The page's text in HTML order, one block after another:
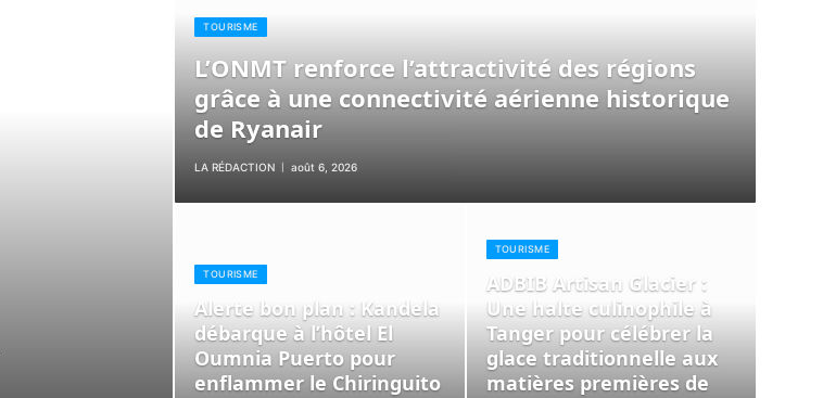
TOURISME
L’ONMT renforce l’attractivité des régions
grâce à une connectivité aérienne historique
de Ryanair
LA RÉDACTION août 6, 2026
TOURISME
Alerte bon plan : Kandela
débarque à l’hôtel El
Oumnia Puerto pour
enflammer le Chiringuito
TOURISME
ADBIB Artisan Glacier :
Une halte culinophile à
Tanger pour célébrer la
glace traditionnelle aux
matières premières de